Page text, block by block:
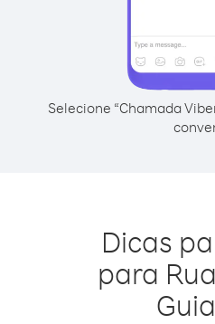
Selecione “Chamada
Dicas
para